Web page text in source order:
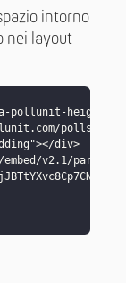
intorno
nei layout
pollunit-
polls/
div>
v2.1/